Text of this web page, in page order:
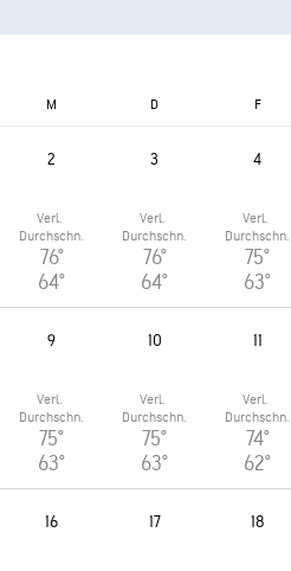
M D F
2
Verl.
Durchschn.
76°
64°
3
Verl.
Durchschn.
76°
64°
4
Verl.
Durchschn.
75°
63°
9
Verl.
Durchschn.
75°
63°
10
Verl.
Durchschn.
75°
63°
11
Verl.
Durchschn.
74°
62°
16 17 18